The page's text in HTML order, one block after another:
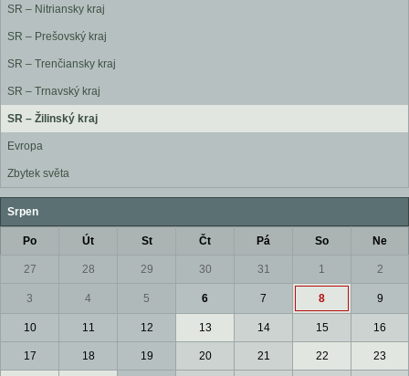
SR – Nitriansky kraj
SR – Prešovský kraj
SR – Trenčiansky kraj
SR – Trnavský kraj
SR – Žilinský kraj
Evropa
Zbytek světa
Srpen
Po Út St Čt Pá So Ne
27 28 29 30 31 1 2
3 4 5 6 7 8 9
10 11 12 13 14 15 16
17 18 19 20 21 22 23